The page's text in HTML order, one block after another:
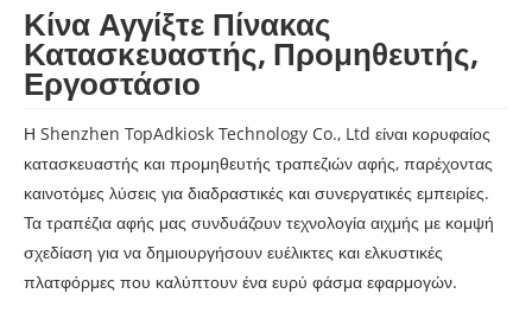
Κίνα Αγγίξτε Πίνακας
Κατασκευαστής, Προμηθευτής,
Εργοστάσιο
Η Shenzhen TopAdkiosk Technology Co., Ltd είναι κορυφαίος
κατασκευαστής και προμηθευτής τραπεζιών αφής, παρέχοντας
καινοτόμες λύσεις για διαδραστικές και συνεργατικές εμπειρίες.
Τα τραπέζια αφής μας συνδυάζουν τεχνολογία αιχμής με κομψή
σχεδίαση για να δημιουργήσουν ευέλικτες και ελκυστικές
πλατφόρμες που καλύπτουν ένα ευρύ φάσμα εφαρμογών.